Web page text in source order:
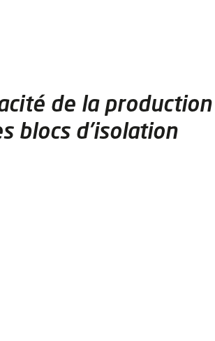
de la production
blocs d'isolation